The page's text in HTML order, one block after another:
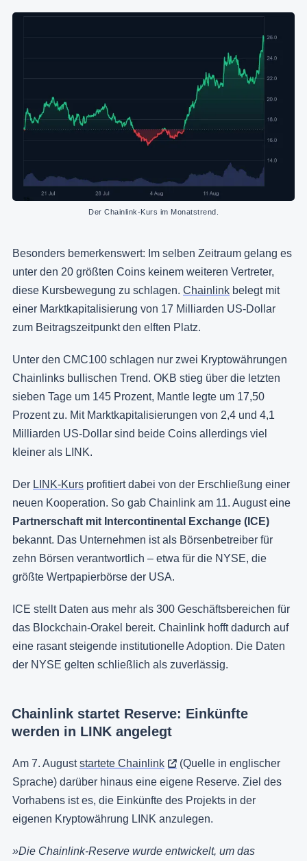
Der Chainlink-Kurs im Monatstrend.
Besonders bemerkenswert: Im selben Zeitraum gelang es
unter den 20 größten Coins keinem weiteren Vertreter,
diese Kursbewegung zu schlagen. Chainlink belegt mit
einer Marktkapitalisierung von 17 Milliarden US-Dollar
zum Beitragszeitpunkt den elften Platz.
Unter den CMC100 schlagen nur zwei Kryptowährungen
Chainlinks bullischen Trend. OKB stieg über die letzten
sieben Tage um 145 Prozent, Mantle legte um 17,50
Prozent zu. Mit Marktkapitalisierungen von 2,4 und 4,1
Milliarden US-Dollar sind beide Coins allerdings viel
kleiner als LINK.
Der LINK-Kurs profitiert dabei von der Erschließung einer
neuen Kooperation. So gab Chainlink am 11. August eine
Partnerschaft mit Intercontinental Exchange (ICE)
bekannt. Das Unternehmen ist als Börsenbetreiber für
zehn Börsen verantwortlich – etwa für die NYSE, die
größte Wertpapierbörse der USA.
ICE stellt Daten aus mehr als 300 Geschäftsbereichen für
das Blockchain-Orakel bereit. Chainlink hofft dadurch auf
eine rasant steigende institutionelle Adoption. Die Daten
der NYSE gelten schließlich als zuverlässig.
Chainlink startet Reserve: Einkünfte
werden in LINK angelegt
Am 7. Auguststartete Chainlink
(Quelle in englischer
Sprache) darüber hinaus eine eigene Reserve. Ziel des
Vorhabens ist es, die Einkünfte des Projekts in der
eigenen Kryptowährung LINK anzulegen.
»Die Chainlink-Reserve wurde entwickelt, um das